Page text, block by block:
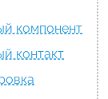
компонент
контакт